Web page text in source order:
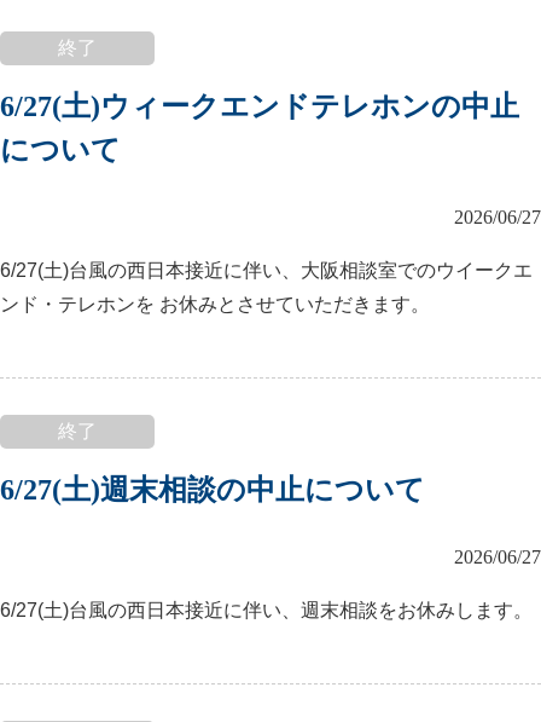
終了
6/27(土)ウィークエンドテレホンの中止
について
2026/06/27
6/27(土)台風の西日本接近に伴い、大阪相談室でのウイークエ
ンド・テレホンを お休みとさせていただきます。
終了
6/27(土)週末相談の中止について
2026/06/27
6/27(土)台風の西日本接近に伴い、週末相談をお休みします。